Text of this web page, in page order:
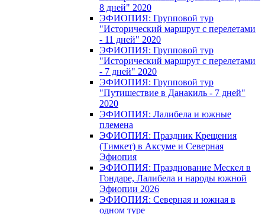
8 дней" 2020
ЭФИОПИЯ: Групповой тур
"Исторический маршрут с перелетами
- 11 дней" 2020
ЭФИОПИЯ: Групповой тур
"Исторический маршрут с перелетами
- 7 дней" 2020
ЭФИОПИЯ: Групповой тур
"Путишествие в Данакиль - 7 дней"
2020
ЭФИОПИЯ: Лалибела и южные
племена
ЭФИОПИЯ: Праздник Крещения
(Тимкет) в Аксуме и Северная
Эфиопия
ЭФИОПИЯ: Празднование Мескел в
Гондаре, Лалибела и народы южной
Эфиопии 2026
ЭФИОПИЯ: Северная и южная в
одном туре